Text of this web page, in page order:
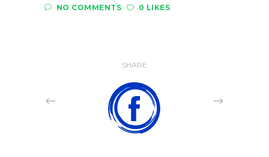
NO COMMENTS
0 LIKES
SHARE